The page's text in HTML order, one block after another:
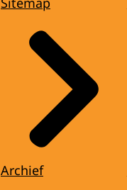
Archief